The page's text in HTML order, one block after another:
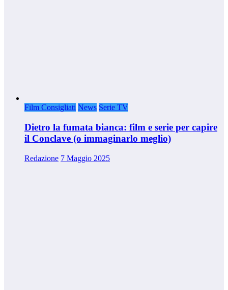
Film Consigliati News Serie TV
Dietro la fumata bianca: film e serie per capire
il Conclave (o immaginarlo meglio)
Redazione 7 Maggio 2025